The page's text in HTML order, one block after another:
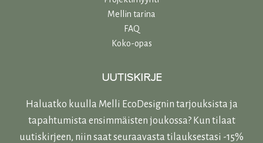
Mellin tarina
FAQ
Koko-opas
UUTISKIRJE
Haluatko kuulla Melli EcoDesignin tarjouksista ja
tapahtumista ensimmäisten joukossa? Kun tilaat
uutiskirjeen, niin saat seuraavasta tilauksestasi -15%